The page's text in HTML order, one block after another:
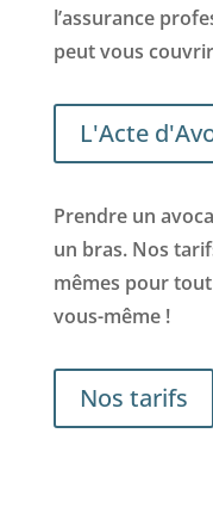
l’assurance
peut vous
L'Acte
Prendre un
un bras. Nos
mêmes pour
vous-même !
Nos tarifs